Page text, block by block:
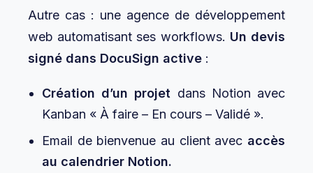
Autre cas : une agence de développement
web automatisant ses workflows. Un devis
signé dans DocuSign active :
Création d’un projet dans Notion avec
Kanban « À faire – En cours – Validé ».
Email de bienvenue au client avec accès
au calendrier Notion.